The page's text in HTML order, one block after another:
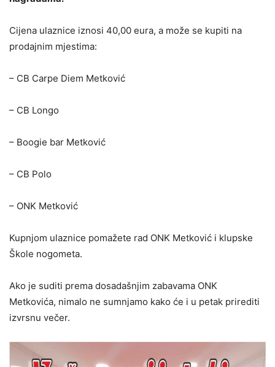
Cijena ulaznice iznosi 40,00 eura, a može se kupiti na
prodajnim mjestima:
– CB Carpe Diem Metković
– CB Longo
– Boogie bar Metković
– CB Polo
– ONK Metković
Kupnjom ulaznice pomažete rad ONK Metković i klupske
Škole nogometa.
Ako je suditi prema dosadašnjim zabavama ONK
Metkovića, nimalo ne sumnjamo kako će i u petak prirediti
izvrsnu večer.